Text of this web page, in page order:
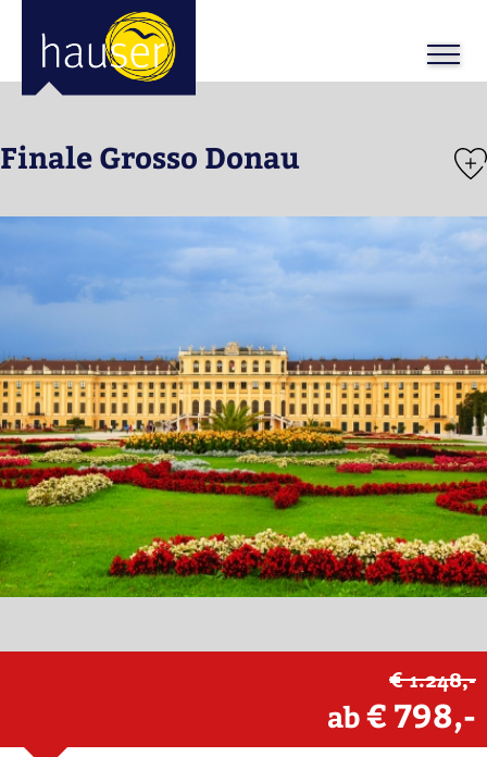
Finale Grosso Donau
€ 1.248,-
ab€ 798,-